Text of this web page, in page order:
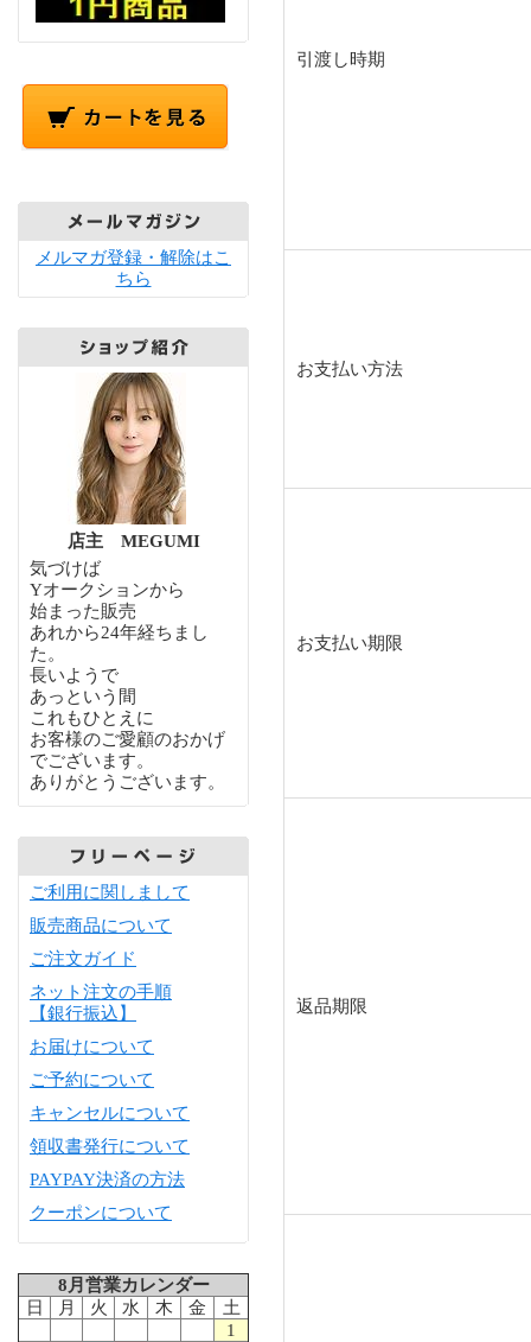
メルマガ登録・解除はこ
ちら
店主 MEGUMI
気づけば
Yオークションから
始まった販売
あれから24年経ちまし
た。
長いようで
あっという間
これもひとえに
お客様のご愛顧のおかげ
でございます。
ありがとうございます。
ご利用に関しまして
販売商品について
ご注文ガイド
ネット注文の手順
【銀行振込】
お届けについて
ご予約について
キャンセルについて
領収書発行について
PAYPAY決済の方法
クーポンについて
8月営業カレンダー
日
月 火 水 木 金
土
1
引渡し時期
お支払い方法
お支払い期限
返品期限